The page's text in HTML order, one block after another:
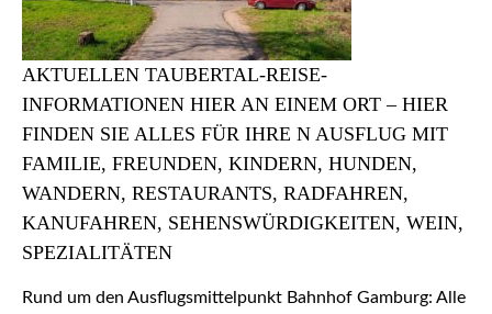
AKTUELLEN TAUBERTAL-REISE-
INFORMATIONEN HIER AN EINEM ORT – HIER
FINDEN SIE ALLES FÜR IHRE N AUSFLUG MIT
FAMILIE, FREUNDEN, KINDERN, HUNDEN,
WANDERN, RESTAURANTS, RADFAHREN,
KANUFAHREN, SEHENSWÜRDIGKEITEN, WEIN,
SPEZIALITÄTEN
Rund um den Ausflugsmittelpunkt Bahnhof Gamburg: Alle